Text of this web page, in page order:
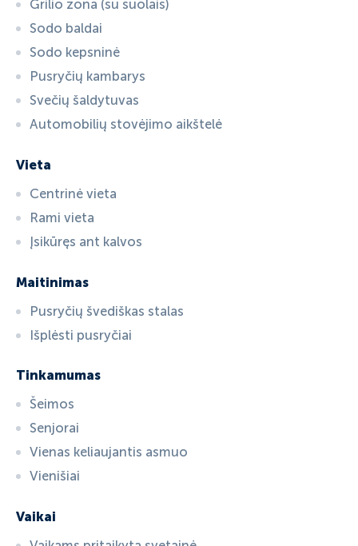
Grilio zona (su suolais)
Sodo baldai
Sodo kepsninė
Pusryčių kambarys
Svečių šaldytuvas
Automobilių stovėjimo aikštelė
Vieta
Centrinė vieta
Rami vieta
Įsikūręs ant kalvos
Maitinimas
Pusryčių švediškas stalas
Išplėsti pusryčiai
Tinkamumas
Šeimos
Senjorai
Vienas keliaujantis asmuo
Vienišiai
Vaikai